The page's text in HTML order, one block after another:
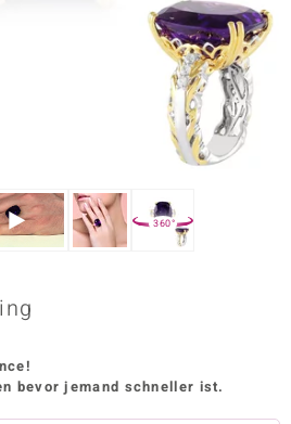
360°
bevor jemand schneller ist.